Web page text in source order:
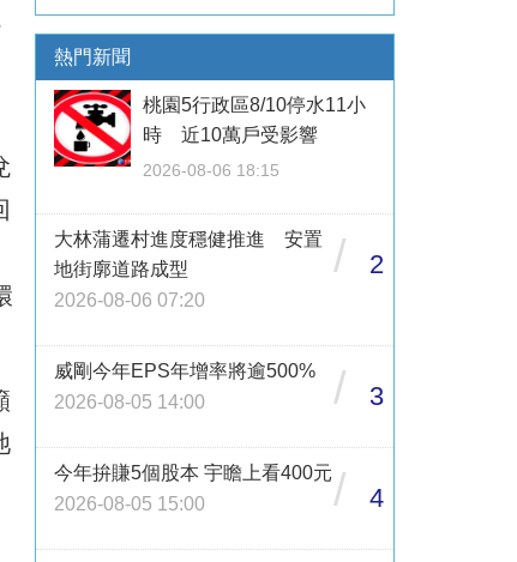
熱門新聞
桃園5行政區8/10停水11小
時 近10萬戶受影響
2026-08-06 18:15
大林蒲遷村進度穩健推進 安置
地街廓道路成型
2026-08-06 07:20
/ 2
威剛今年EPS年增率將逾500%
2026-08-05 14:00
/ 3
今年拚賺5個股本 宇瞻上看400元
2026-08-05 15:00
/ 4